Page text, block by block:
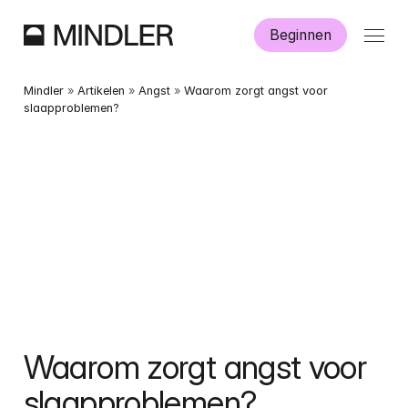
Beginnen
Hoe werkt Mindler?
Mindler » Artikelen » Angst » Waarom zorgt angst voor
slaapproblemen?
Waarom zorgt angst voor